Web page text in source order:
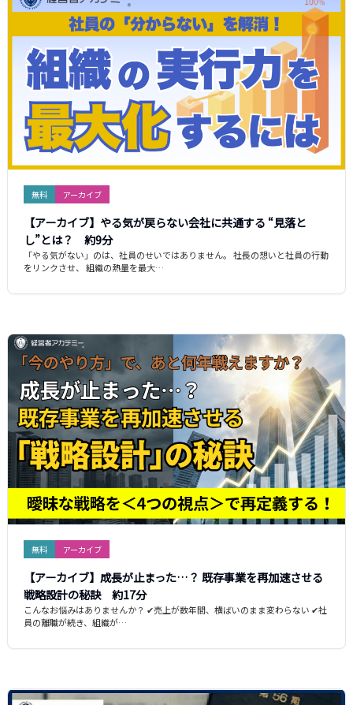
無料 アーカイブ
【アーカイブ】やる気が戻らない会社に共通する “見落と
し”とは？ 約9分
「やる気がない」のは、社員のせいではありません。 社長の想いと社員の行動
をリンクさせ、 組織の熱量を最大…
無料 アーカイブ
【アーカイブ】成長が止まった…？ 既存事業を再加速させる
戦略設計の秘訣 約17分
こんなお悩みはありませんか？ ✔売上が数年間、横ばいのまま変わらない ✔社
員の離職が続き、組織が…